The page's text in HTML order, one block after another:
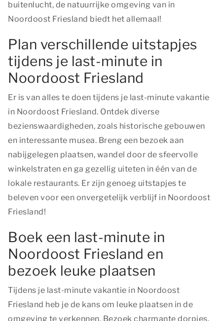
buitenlucht, de natuurrijke omgeving van in
Noordoost Friesland biedt het allemaal!
Plan verschillende uitstapjes
tijdens je last-minute in
Noordoost Friesland
Er is van alles te doen tijdens je last-minute vakantie
in Noordoost Friesland. Ontdek diverse
bezienswaardigheden, zoals historische gebouwen
en interessante musea. Breng een bezoek aan
nabijgelegen plaatsen, wandel door de sfeervolle
winkelstraten en ga gezellig uiteten in één van de
lokale restaurants. Er zijn genoeg uitstapjes te
beleven voor een onvergetelijk verblijf in Noordoost
Friesland!
Boek een last-minute in
Noordoost Friesland en
bezoek leuke plaatsen
Tijdens je last-minute vakantie in Noordoost
Friesland heb je de kans om leuke plaatsen in de
omgeving te verkennen. Bezoek charmante dorpjes,